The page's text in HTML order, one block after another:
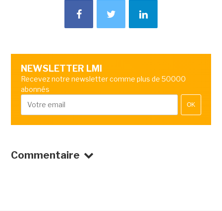
NEWSLETTER LMI
Recevez notre newsletter comme plus de 50000
abonnés
OK
Commentaire